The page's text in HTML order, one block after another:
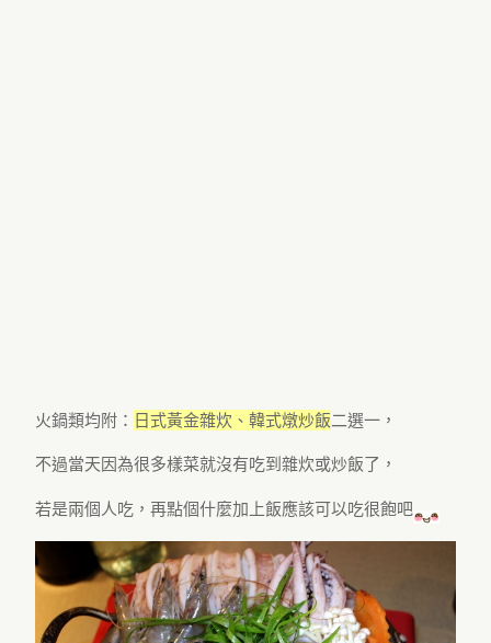
火鍋類均附： 日式黃金雜炊、韓式燉炒飯二選一，
不過當天因為很多樣菜就沒有吃到雜炊或炒飯了，
若是兩個人吃，再點個什麼加上飯應該可以吃很飽吧